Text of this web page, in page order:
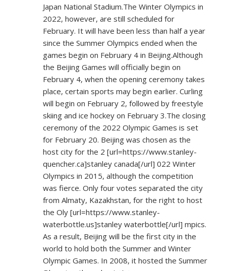
Japan National Stadium.The Winter Olympics in
2022, however, are still scheduled for
February. It will have been less than half a year
since the Summer Olympics ended when the
games begin on February 4 in Beijing.Although
the Beijing Games will officially begin on
February 4, when the opening ceremony takes
place, certain sports may begin earlier. Curling
will begin on February 2, followed by freestyle
skiing and ice hockey on February 3.The closing
ceremony of the 2022 Olympic Games is set
for February 20. Beijing was chosen as the
host city for the 2 [url=https://www.stanley-
quencher.ca]stanley canada[/url] 022 Winter
Olympics in 2015, although the competition
was fierce. Only four votes separated the city
from Almaty, Kazakhstan, for the right to host
the Oly [url=https://www.stanley-
waterbottle.us]stanley waterbottle[/url] mpics.
As a result, Beijing will be the first city in the
world to hold both the Summer and Winter
Olympic Games. In 2008, it hosted the Summer